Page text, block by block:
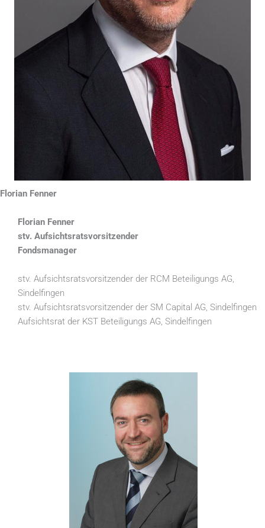
Florian Fenner
Florian Fenner
stv. Aufsichtsratsvorsitzender
Fondsmanager
stv. Aufsichtsratsvorsitzender der RCM Beteiligungs AG,
Sindelfingen
stv. Aufsichtsratsvorsitzender der SM Capital AG, Sindelfingen
Aufsichtsrat der KST Beteiligungs AG, Sindelfingen